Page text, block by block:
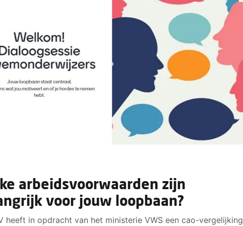
arbeidsvoorwaarden zijn
voor jouw loopbaan?
heeft in opdracht van het ministerie VWS een cao-vergelijking